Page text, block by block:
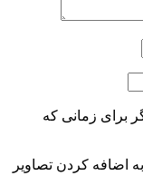
برای زمانی که
اضافه کردن تصاویر